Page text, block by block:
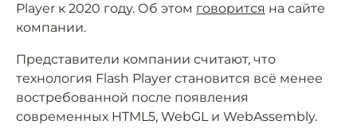
Player к 2020 году. Об этом говорится на сайте
компании.
Представители компании считают, что
технология Flash Player становится всё менее
востребованной после появления
современных HTML5, WebGL и WebAssembly.